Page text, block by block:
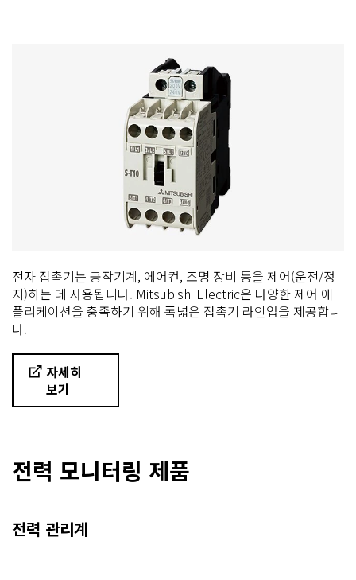
전자 접촉기는 공작기계, 에어컨, 조명 장비 등을 제어(운전/정
지)하는 데 사용됩니다. Mitsubishi Electric은 다양한 제어 애
플리케이션을 충족하기 위해 폭넓은 접촉기 라인업을 제공합니
다.
자세히
보기
전력 모니터링 제품
전력 관리계